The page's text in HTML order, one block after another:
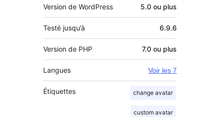
Version de WordPress 5.0 ou plus
Testé jusqu’à 6.9.6
Version de PHP 7.0 ou plus
Langues Voir les 7
Étiquettes change avatar
custom avatar